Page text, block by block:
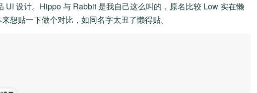
UI 设计。Hippo 与 Rabbit 是我自己这么叫的，原名比较 Low 实在懒
想贴一下做个对比，如同名字太丑了懒得贴。